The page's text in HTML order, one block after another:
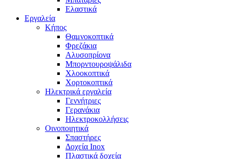
Ελαστικά
Εργαλεία
Κήπος
Θαμνοκοπτικά
Φρεζάκια
Aλυσοπρίονα
Μπορντουροψάλιδα
Χλοοκοπτικά
Χορτοκοπτικά
Ηλεκτρικά εργαλεία
Γεννήτριες
Γερανάκια
Ηλεκτροκολλήσεις
Οινοποιητικά
Σπαστήρες
Δοχεία Inox
Πλαστικά δοχεία